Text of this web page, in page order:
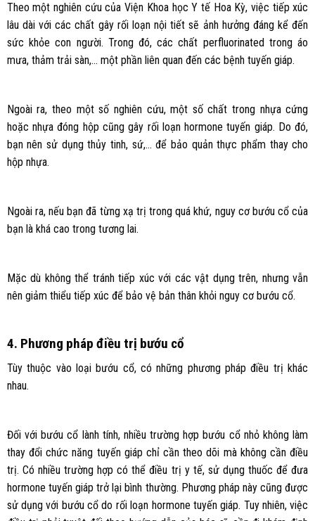
Theo một nghiên cứu của Viện Khoa học Y tế Hoa Kỳ, việc tiếp xúc
lâu dài với các chất gây rối loạn nội tiết sẽ ảnh hưởng đáng kể đến
sức khỏe con người. Trong đó, các chất perfluorinated trong áo
mưa, thảm trải sàn,… một phần liên quan đến các bệnh tuyến giáp.
Ngoài ra, theo một số nghiên cứu, một số chất trong nhựa cứng
hoặc nhựa đóng hộp cũng gây rối loạn hormone tuyến giáp. Do đó,
bạn nên sử dụng thủy tinh, sứ,… để bảo quản thực phẩm thay cho
hộp nhựa.
Ngoài ra, nếu bạn đã từng xạ trị trong quá khứ, nguy cơ bướu cổ của
bạn là khá cao trong tương lai.
Mặc dù không thể tránh tiếp xúc với các vật dụng trên, nhưng vẫn
nên giảm thiểu tiếp xúc để bảo vệ bản thân khỏi nguy cơ bướu cổ.
4. Phương pháp điều trị bướu cổ
Tùy thuộc vào loại bướu cổ, có những phương pháp điều trị khác
nhau.
Đối với bướu cổ lành tính, nhiều trường hợp bướu cổ nhỏ không làm
thay đổi chức năng tuyến giáp chỉ cần theo dõi mà không cần điều
trị. Có nhiều trường hợp có thể điều trị y tế, sử dụng thuốc để đưa
hormone tuyến giáp trở lại bình thường. Phương pháp này cũng được
sử dụng với bướu cổ do rối loạn hormone tuyến giáp. Tuy nhiên, việc